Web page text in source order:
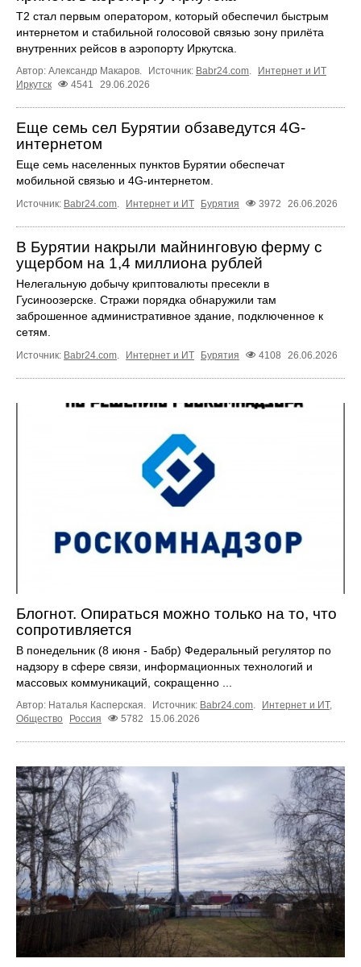
T2 стал первым оператором, который обеспечил быстрым
интернетом и стабильной голосовой связью зону прилёта
внутренних рейсов в аэропорту Иркутска.
Автор: Александр Макаров. Источник: Babr24.com.
Интернет и ИТ
Иркутск
4541 29.06.2026
Еще семь сел Бурятии обзаведутся 4G-
интернетом
Еще семь населенных пунктов Бурятии обеспечат
мобильной связью и 4G-интернетом.
Источник: Babr24.com. Интернет и ИТ Бурятия 3972 26.06.2026
В Бурятии накрыли майнинговую ферму с
ущербом на 1,4 миллиона рублей
Нелегальную добычу криптовалюты пресекли в
Гусиноозерске. Стражи порядка обнаружили там
заброшенное административное здание, подключенное к
сетям.
Источник: Babr24.com. Интернет и ИТ Бурятия 4108 26.06.2026
Блогнот. Опираться можно только на то, что
сопротивляется
В понедельник (8 июня - Бабр) Федеральный регулятор по
надзору в сфере связи, информационных технологий и
массовых коммуникаций, сокращенно ...
Автор: Наталья Касперская. Источник: Babr24.com Интернет и ИТ,
Общество
Россия 5782 15.06.2026